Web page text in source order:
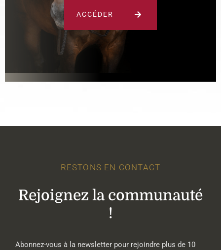
ACCÉDER
RESTONS EN CONTACT
Rejoignez la communauté
!
Abonnez-vous à la newsletter pour rejoindre plus de 10